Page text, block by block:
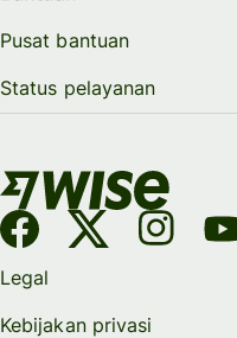
Pusat bantuan
Status pelayanan
Legal
Kebijakan privasi